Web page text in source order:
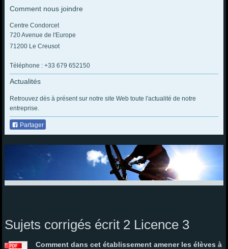
Comment nous joindre
Centre Condorcet
720 Avenue de l'Europe
71200 Le Creusot
Téléphone : +33 679 652150
Actualités
Retrouvez dès à présent sur notre site Web toute l'actualité de notre
entreprise.
Partager
Sujets corrigés écrit 2 Licence 3
Comment dans cet établissement amener les élèves à